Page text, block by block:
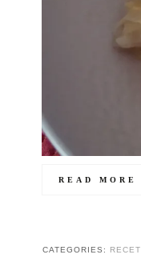
READ MORE
CATEGORIES: